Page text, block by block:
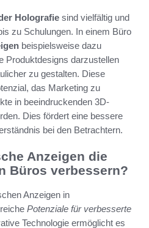
Holografie sind vielfältig und
zu Schulungen. In einem Büro
beispielsweise dazu
Produktdesigns darzustellen
zu gestalten. Diese
das Marketing zu
in beeindruckenden 3D-
Dies fördert eine bessere
bei den Betrachtern.
Anzeigen die
Büros verbessern?
Anzeigen in
Potenziale für verbesserte
Technologie ermöglicht es